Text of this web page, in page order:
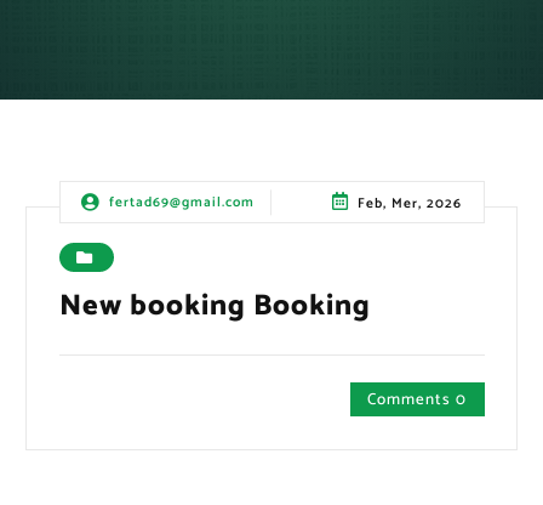
fertad69@gmail.com Feb, Mer, 2026
New booking Booking
Comments 0